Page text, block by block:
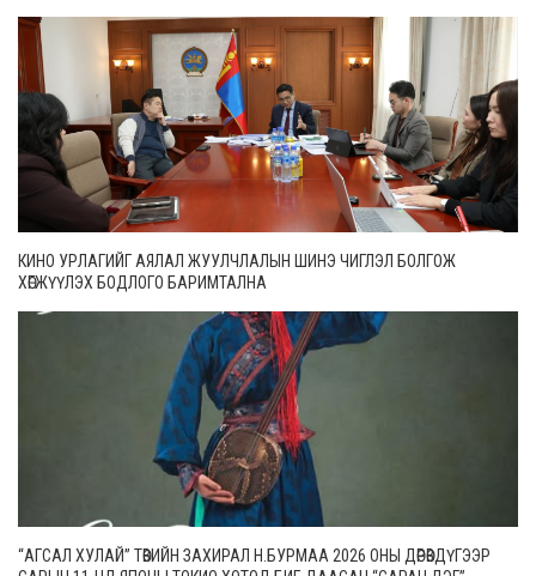
КИНО УРЛАГИЙГ АЯЛАЛ ЖУУЛЧЛАЛЫН ШИНЭ ЧИГЛЭЛ БОЛГОЖ
ХӨГЖҮҮЛЭХ БОДЛОГО БАРИМТАЛНА
“АГСАЛ ХУЛАЙ” ТӨВИЙН ЗАХИРАЛ Н.БУРМАА 2026 ОНЫ ДӨРӨВДҮГЭЭР